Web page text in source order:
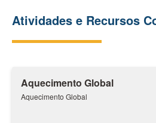
Atividades e Recursos
Aquecimento Global
Aquecimento Global